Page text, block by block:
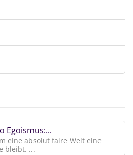
Egoismus:...
eine absolut faire Welt eine
bleibt. ...